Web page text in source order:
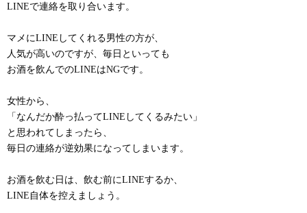
LINEで連絡を取り合います。
マメにLINEしてくれる男性の方が、
人気が高いのですが、毎日といっても
お酒を飲んでのLINEはNGです。
女性から、
「なんだか酔っ払ってLINEしてくるみたい」
と思われてしまったら、
毎日の連絡が逆効果になってしまいます。
お酒を飲む日は、飲む前にLINEするか、
LINE自体を控えましょう。